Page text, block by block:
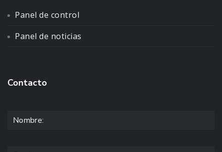
Panel de control
Panel de noticias
Contacto